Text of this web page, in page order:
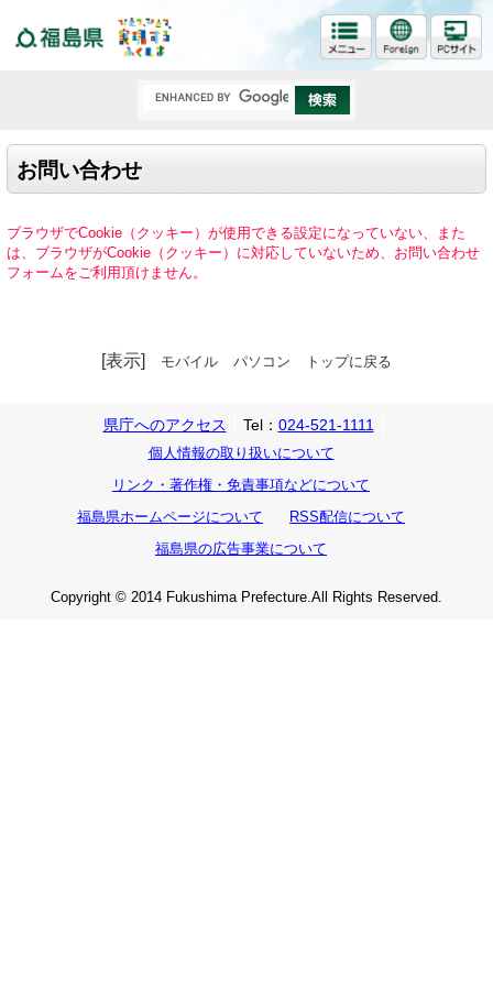
お問い合わせ
ブラウザでCookie（クッキー）が使用できる設定になっていない、また
は、ブラウザがCookie（クッキー）に対応していないため、お問い合わせ
フォームをご利用頂けません。
[表示] モバイル パソコン トップに戻る
県庁へのアクセス Tel： 024-521-1111
個人情報の取り扱いについて
リンク・著作権・免責事項などについて
福島県ホームページについて
RSS配信について
福島県の広告事業について
Copyright © 2014 Fukushima Prefecture.All Rights Reserved.